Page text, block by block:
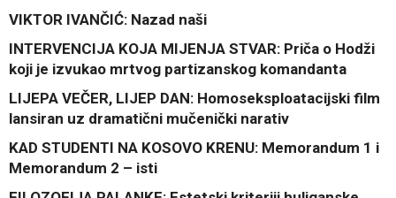
VIKTOR IVANČIĆ: Nazad naši
INTERVENCIJA KOJA MIJENJA STVAR: Priča o Hodži
koji je izvukao mrtvog partizanskog komandanta
LIJEPA VEČER, LIJEP DAN: Homoseksploatacijski film
lansiran uz dramatični mučenički narativ
KAD STUDENTI NA KOSOVO KRENU: Memorandum 1 i
Memorandum 2 – isti